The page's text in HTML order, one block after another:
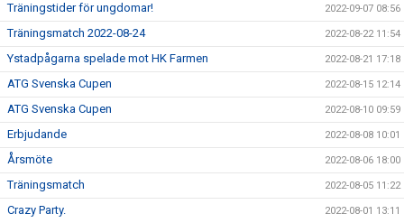
Träningstider för ungdomar! 2022-09-07 08:56
Träningsmatch 2022-08-24 2022-08-22 11:54
Ystadpågarna spelade mot HK Farmen 2022-08-21 17:18
ATG Svenska Cupen 2022-08-15 12:14
ATG Svenska Cupen 2022-08-10 09:59
Erbjudande 2022-08-08 10:01
Årsmöte 2022-08-06 18:00
Träningsmatch 2022-08-05 11:22
Crazy Party. 2022-08-01 13:11